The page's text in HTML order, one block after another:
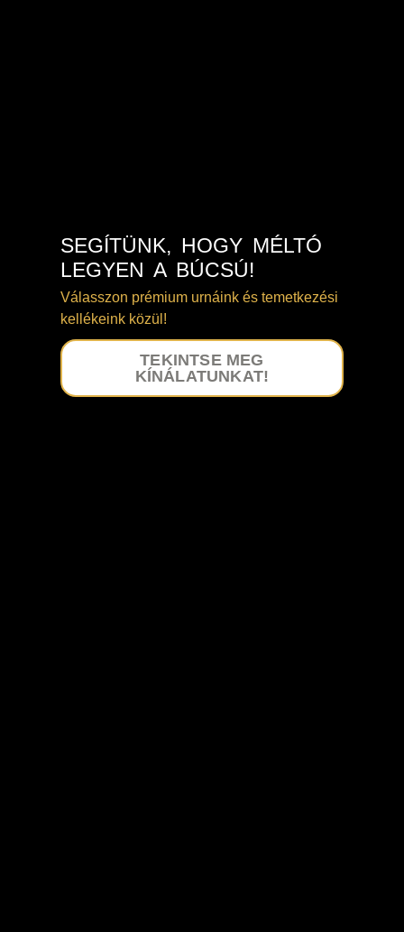
SEGÍTÜNK, HOGY MÉLTÓ
LEGYEN A BÚCSÚ!
Válasszon prémium urnáink és temetkezési
kellékeink közül!
TEKINTSE MEG
KÍNÁLATUNKAT!